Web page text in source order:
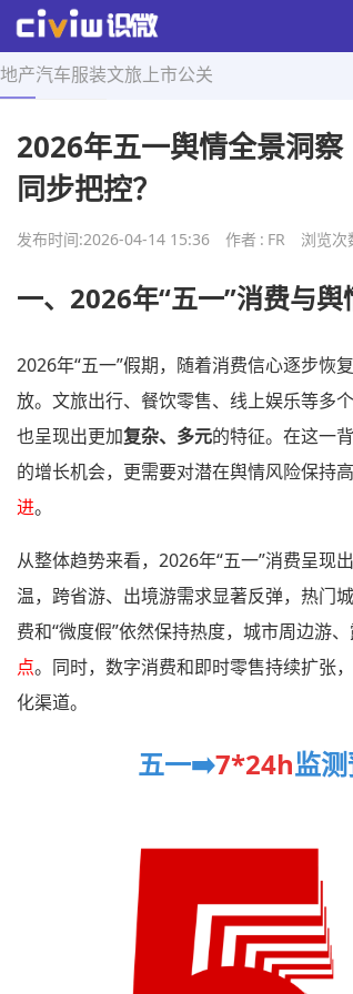
地产汽车服装文旅 上市公关
首页 > 舆情研究 > 正文
2026年五一舆情全景洞
同步把控？
发布时间:2026-04-14 15:36 作者 : FR 浏览次
一、2026年“五一”消费与
2026年“五一”假期，随着消费信心逐步恢
放。文旅出行、餐饮零售、线上娱乐等多
也呈现出更加复杂、多元的特征。在这一
的增长机会，更需要对潜在舆情风险保持
进。
从整体趋势来看，2026年“五一”消费呈现
温，跨省游、出境游需求显著反弹，热门
费和“微度假”依然保持热度，城市周边游
点。同时，数字消费和即时零售持续扩张
化渠道。
五一➡️7*24h监